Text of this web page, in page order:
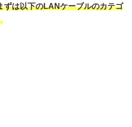
ずは以下のLANケーブルのカテゴ